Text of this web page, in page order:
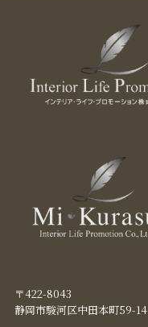
〒422-8043
静岡市駿河区中田本町59-14